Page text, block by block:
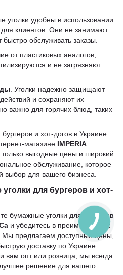
уголки удобны в использовании
для клиентов. Они не занимают
обслуживать заказы.
от пластиковых аналогов,
и не загрязняют
. Уголки надежно защищают
и сохраняют их
важно для горячих блюд, таких
и хот-догов в Украине
магазине IMPERIA
выгодные цены и широкий
обслуживание, которое
выбор для вашего бизнеса.
для бургеров и хот-
бумажные уголки для бургеров
и убедитесь в преимуществах
предлагаем доступные цены,
доставку по Украине.
вам опт или розница, мы всегда
решение для вашего